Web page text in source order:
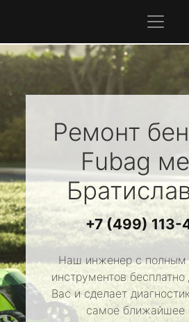
Ремонт
Fubag
+7 (499) 113-
Наш инженер с полным
инструментов
Вас и сделает
самое ближайшее